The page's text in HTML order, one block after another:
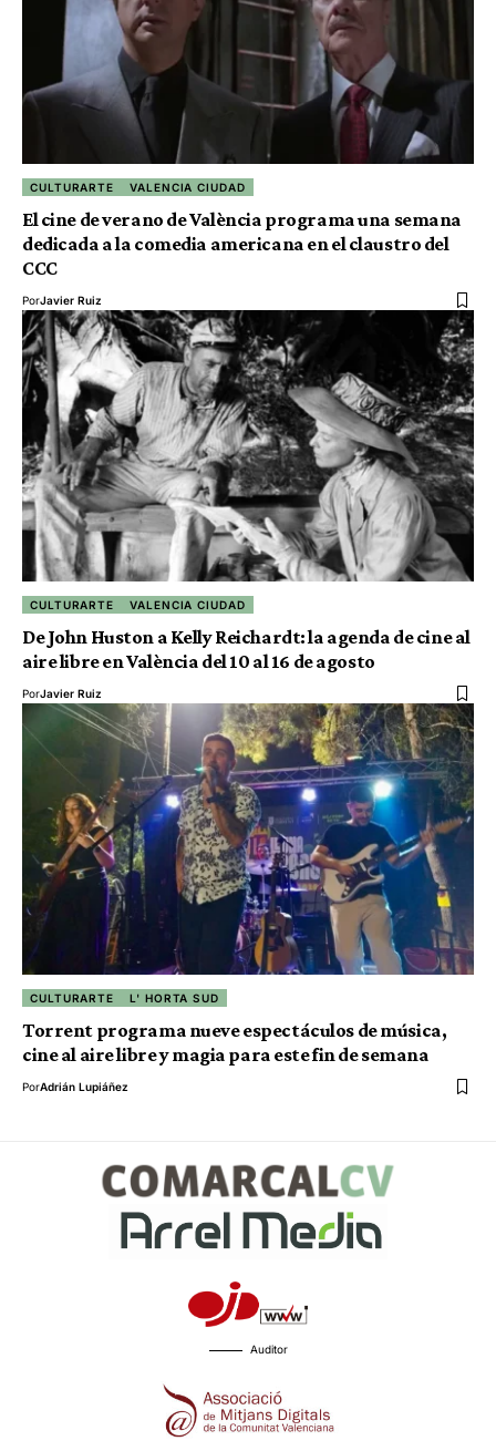
CULTURARTE VALENCIA CIUDAD
El cine de verano de València programa una semana
dedicada a la comedia americana en el claustro del
CCC
PorJavier Ruiz
CULTURARTE VALENCIA CIUDAD
De John Huston a Kelly Reichardt: la agenda de cine al
aire libre en València del 10 al 16 de agosto
PorJavier Ruiz
CULTURARTE L' HORTA SUD
Torrent programa nueve espectáculos de música,
cine al aire libre y magia para este fin de semana
PorAdrián Lupiáñez
Auditor